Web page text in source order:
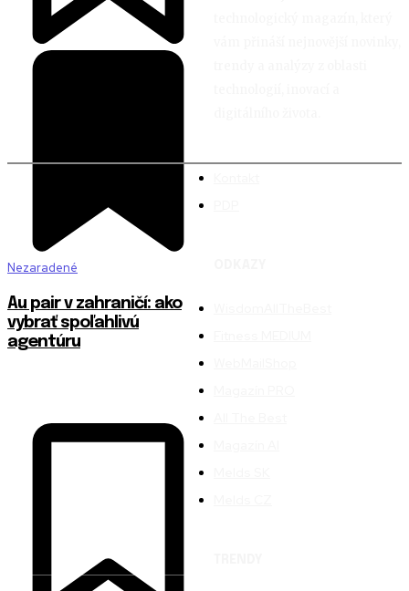
Nezaradené
Au pair v zahraničí: ako
vybrať spoľahlivú
agentúru